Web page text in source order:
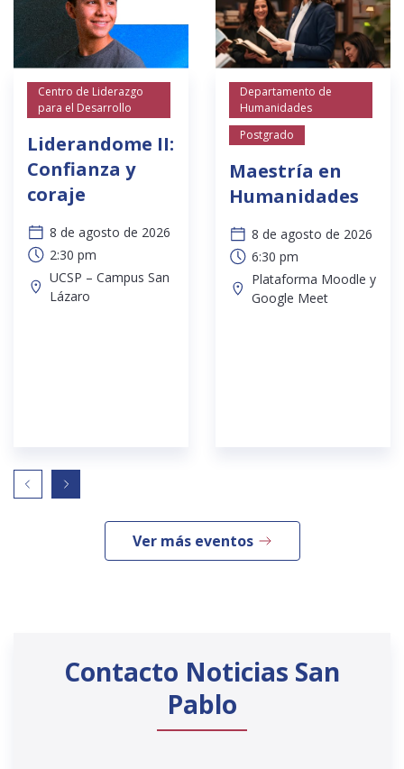
Centro de Liderazgo
para el Desarrollo
Liderandome II:
Confianza y
coraje
8 de agosto de 2026
2:30 pm
UCSP – Campus San
Lázaro
Departamento de
Humanidades
Postgrado
Maestría en
Humanidades
8 de agosto de 2026
6:30 pm
Plataforma Moodle y
Google Meet
Ver más eventos
Contacto Noticias San
Pablo